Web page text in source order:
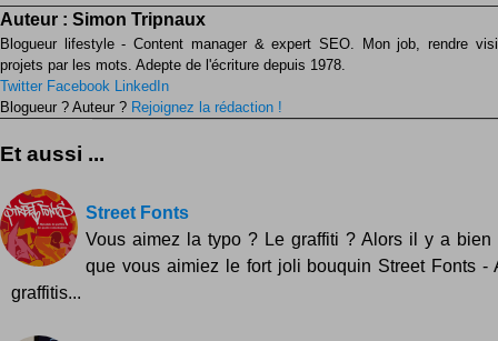
Auteur : Simon Tripnaux
Blogueur lifestyle - Content manager & expert SEO. Mon job, rendre
projets par les mots. Adepte de l'écriture depuis 1978.
Twitter Facebook LinkedIn
Blogueur ? Auteur ? Rejoignez la rédaction !
Et aussi ...
Street Fonts
Vous aimez la typo ? Le graffiti ? Alors il y a bien
que vous aimiez le fort joli bouquin Street Fonts -
graffitis...